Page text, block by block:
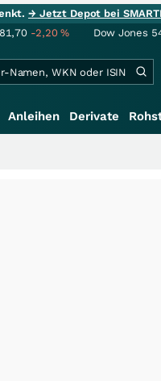
→ Jetzt Depot bei
81,70 -2,20% Dow Jones
Anleihen Derivate